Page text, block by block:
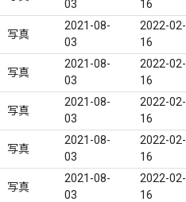
03
16
写真
2021-08-
03
2022-02-
16
写真
2021-08-
03
2022-02-
16
写真
2021-08-
03
2022-02-
16
写真
2021-08-
03
2022-02-
16
写真
2021-08-
03
2022-02-
16